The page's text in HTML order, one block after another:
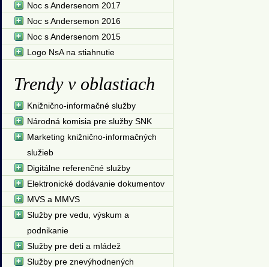
Noc s Andersenom 2017
Noc s Andersemon 2016
Noc s Andersenom 2015
Logo NsA na stiahnutie
Trendy v oblastiach
Knižnično-informačné služby
Národná komisia pre služby SNK
Marketing knižnično-informačných
služieb
Digitálne referenčné služby
Elektronické dodávanie dokumentov
MVS a MMVS
Služby pre vedu, výskum a
podnikanie
Služby pre deti a mládež
Služby pre znevýhodnených